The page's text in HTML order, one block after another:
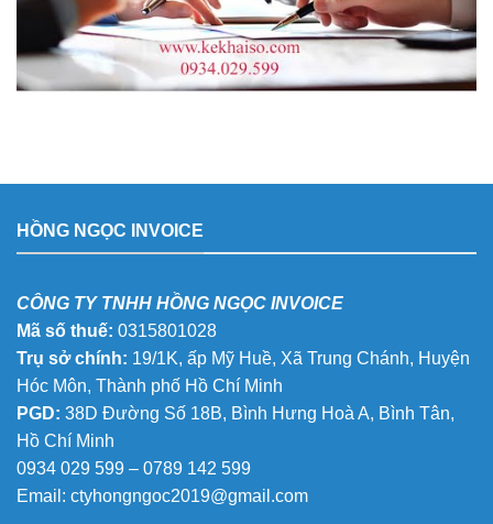
HỒNG NGỌC INVOICE
CÔNG TY TNHH HỒNG NGỌC INVOICE
Mã số thuế: 0315801028
Trụ sở chính: 19/1K, ấp Mỹ Huề, Xã Trung Chánh, Huyện
Hóc Môn, Thành phố Hồ Chí Minh
PGD: 38D Đường Số 18B, Bình Hưng Hoà A, Bình Tân,
Hồ Chí Minh
0934 029 599 – 0789 142 599
Email: ctyhongngoc2019@gmail.com